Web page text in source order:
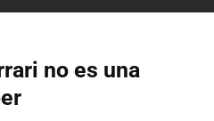
no es una